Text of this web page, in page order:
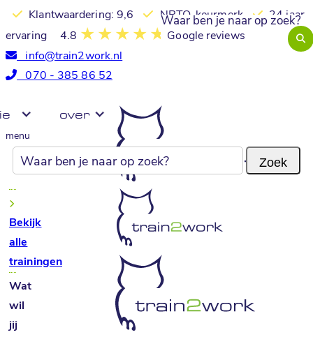
Klantwaardering: 9,6 NRTO-keurmerk
24 jaar
ervaring
4.8
Google reviews
info@train2work.nl
070 - 385 86 52
over
menu
Bekijk
alle
trainingen
Wat
wil
jij